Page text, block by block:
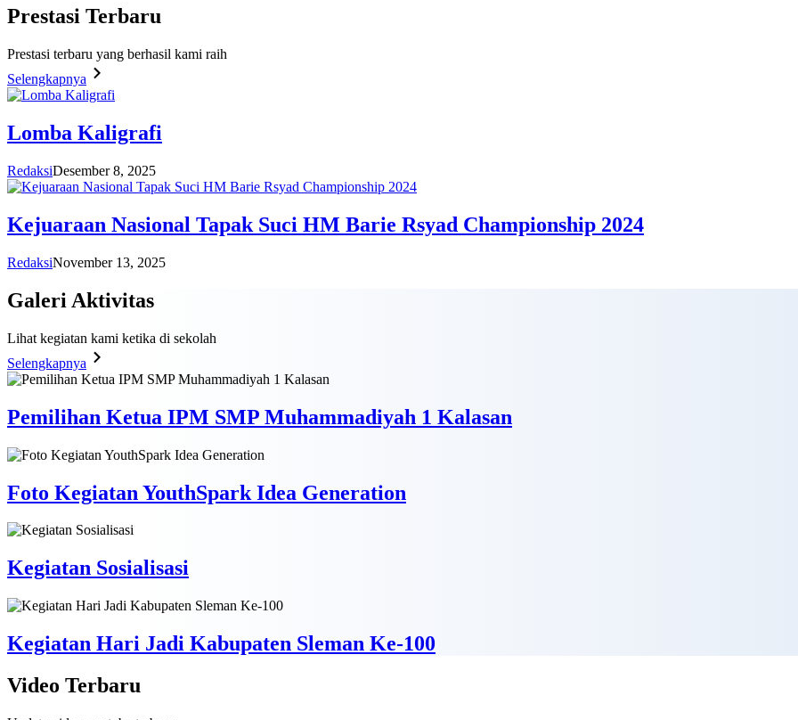
Prestasi Terbaru
Prestasi terbaru yang berhasil kami raih
Selengkapnya
Lomba Kaligrafi
RedaksiDesember 8, 2025
Kejuaraan Nasional Tapak Suci HM Barie Rsyad Championship 2024
RedaksiNovember 13, 2025
Galeri Aktivitas
Lihat kegiatan kami ketika di sekolah
Selengkapnya
Pemilihan Ketua IPM SMP Muhammadiyah 1 Kalasan
Foto Kegiatan YouthSpark Idea Generation
Kegiatan Sosialisasi
Kegiatan Hari Jadi Kabupaten Sleman Ke-100
Video Terbaru